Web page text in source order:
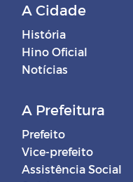
A Cidade
História
Hino Oficial
Notícias
A Prefeitura
Prefeito
Vice-prefeito
Assistência Social